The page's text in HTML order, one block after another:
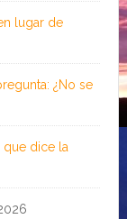
lugar de
¿No se
que dice la